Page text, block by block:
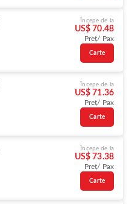
Începe de la
US$ 70.48
Preț/ Pax
Carte
Începe de la
US$ 71.36
Preț/ Pax
Carte
Începe de la
US$ 73.38
Preț/ Pax
Carte